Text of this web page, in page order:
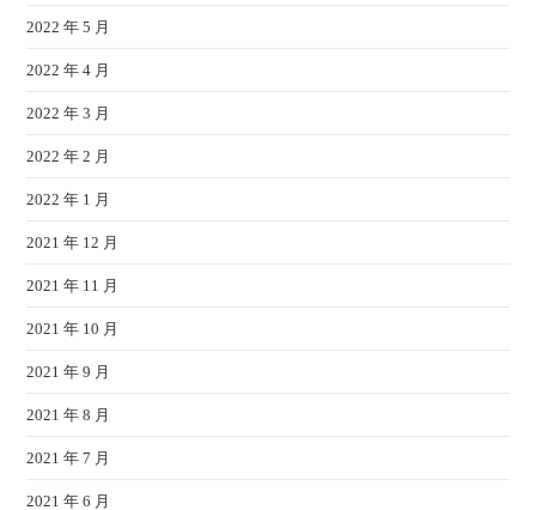
2022 年 5 月
2022 年 4 月
2022 年 3 月
2022 年 2 月
2022 年 1 月
2021 年 12 月
2021 年 11 月
2021 年 10 月
2021 年 9 月
2021 年 8 月
2021 年 7 月
2021 年 6 月